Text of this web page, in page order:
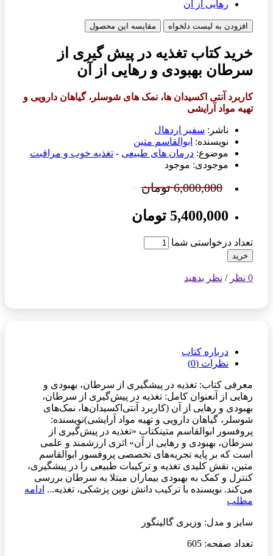
افزودن به لیست دلخواه مقایسه این محصول
خرید کتاب تغذیه در پیش گیری از
سرطان بهبودی و رهایی از آن
کاربرد آنتی اکسیدان ها، نمک های شوسلر، گیاهان دارویی و
تهیه مواد آرایشی
ناشر: سفیر اردهال
نویسنده: ابوالقاسم متین
موضوع: درمان های طبیعی - تغذیه خوب و مراقبت
موجودی: موجود
6,000,000 تومان
5,400,000 تومان
تعداد درخواستی شما
خرید
0 نظر / نظر بدهید
درباره کتاب
نظرات (0)
معرفی کتاب: تغذیه در پیشگیری از سرطان، بهبودی و
رهایی از آنعنوان کامل: تغذیه در پیش‌گیری از سرطان،
بهبودی و رهایی از آن (کاربرد آنتی‌اکسیدان‌ها، نمک‌های
شوسلر، گیاهان دارویی و تهیه مواد آرایشی)نویسنده:
پروفسور ابوالقاسم متینکتاب «تغذیه در پیش‌گیری از
سرطان، بهبودی و رهایی از آن» اثری ارزشمند و علمی
است که بر پایه تجربه‌های تخصصی پروفسور ابوالقاسم
متین، نقش کلیدی تغذیه و ترکیبات طبیعی را در پیشگیری،
کنترل و کمک به بهبودی بیماران مبتلا به سرطان بررسی
می‌کند. نویسنده با ترکیب دانش نوین پزشکی، تغذیه... ادامه
مطلب
سایز و مدل: وزیری گالینگور
تعداد صفحه: 605